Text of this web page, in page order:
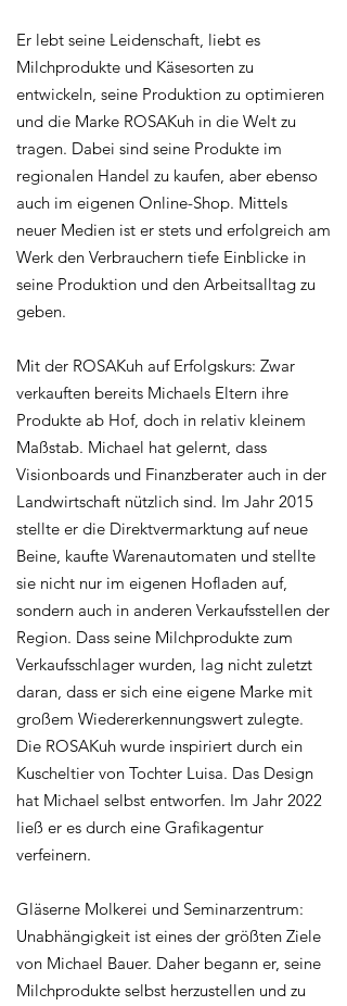
Er lebt seine Leidenschaft, liebt es
Milchprodukte und Käsesorten zu
entwickeln, seine Produktion zu optimieren
und die Marke ROSAKuh in die Welt zu
tragen. Dabei sind seine Produkte im
regionalen Handel zu kaufen, aber ebenso
auch im eigenen Online-Shop. Mittels
neuer Medien ist er stets und erfolgreich am
Werk den Verbrauchern tiefe Einblicke in
seine Produktion und den Arbeitsalltag zu
geben.
Mit der ROSAKuh auf Erfolgskurs: Zwar
verkauften bereits Michaels Eltern ihre
Produkte ab Hof, doch in relativ kleinem
Maßstab. Michael hat gelernt, dass
Visionboards und Finanzberater auch in der
Landwirtschaft nützlich sind. Im Jahr 2015
stellte er die Direktvermarktung auf neue
Beine, kaufte Warenautomaten und stellte
sie nicht nur im eigenen Hofladen auf,
sondern auch in anderen Verkaufsstellen der
Region. Dass seine Milchprodukte zum
Verkaufsschlager wurden, lag nicht zuletzt
daran, dass er sich eine eigene Marke mit
großem Wiedererkennungswert zulegte.
Die ROSAKuh wurde inspiriert durch ein
Kuscheltier von Tochter Luisa. Das Design
hat Michael selbst entworfen. Im Jahr 2022
ließ er es durch eine Grafikagentur
verfeinern.
Gläserne Molkerei und Seminarzentrum:
Unabhängigkeit ist eines der größten Ziele
von Michael Bauer. Daher begann er, seine
Milchprodukte selbst herzustellen und zu